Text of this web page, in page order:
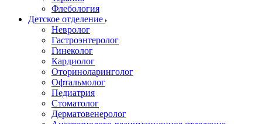
Флебология
Детское отделение
Невролог
Гастроэнтеролог
Гинеколог
Кардиолог
Оториноларинголог
Офтальмолог
Педиатрия
Стоматолог
Дерматовенеролог